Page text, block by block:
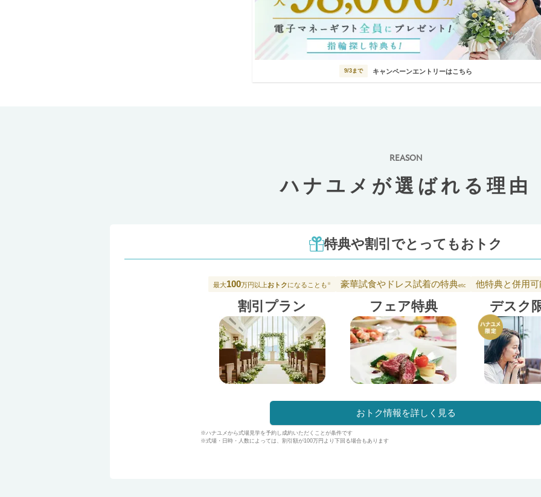
9/3まで キャンペーンエントリーはこちら
REASON
ハナユメが選ばれる理由
特典や割引でとってもおトク
最大100万円以上おトクになることも ※
割引プラン
豪華試食やドレス試着の特典etc
フェア特典
他特典と併用可
デスク
おトク情報を詳しく見る
※ハナユメから式場見学を予約し成約いただくことが条件です
※式場・日時・人数によっては、割引額が100万円より下回る場合もあります